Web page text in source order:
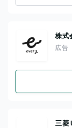
株式
広告
三菱